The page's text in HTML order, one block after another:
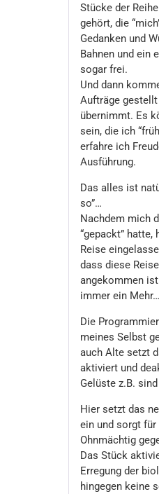
Stücke der
gehört, die
Gedanken und
Bahnen und ein
sogar frei.
Und dann
Aufträge
übernimmt. Es
sein, die ich
erfahre ich
Ausführung.
Das alles ist
so”…
Nachdem mich
“gepackt”
Reise
dass diese
angekommen
immer ein Mehr…
Die
meines Selbst
auch Alte setzt
aktiviert und
Gelüste z.B.
Hier setzt das
ein und sorgt für
Ohnmächtig
Das Stück
Erregung der
hingegen keine